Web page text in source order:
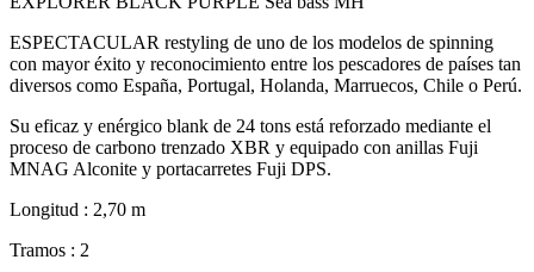
ESPECTACULAR restyling de uno de los modelos de spinning
con mayor éxito y reconocimiento entre los pescadores de países tan
diversos como España, Portugal, Holanda, Marruecos, Chile o Perú.
Su eficaz y enérgico blank de 24 tons está reforzado mediante el
proceso de carbono trenzado XBR y equipado con anillas Fuji
MNAG Alconite y portacarretes Fuji DPS.
Longitud : 2,70 m
Tramos : 2